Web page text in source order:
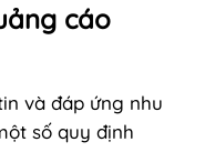
cáo
và đáp ứng nhu
số quy định